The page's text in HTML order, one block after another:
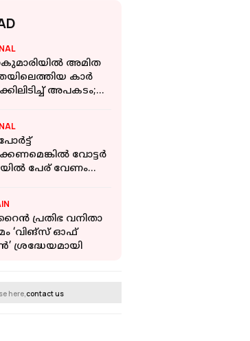
അമിത
കാര്‍
അപകടം;
വോട്ടർ
പേര് വേണം
പ്രതിഭ വനിതാ
‘വിങ്സ് ഓഫ്
ശ്രദ്ധേയമായി
here, contact us